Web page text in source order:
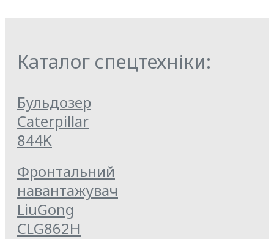
Каталог спецтехніки:
Бульдозер
Caterpillar
844K
Фронтальний
навантажувач
LiuGong
CLG862H